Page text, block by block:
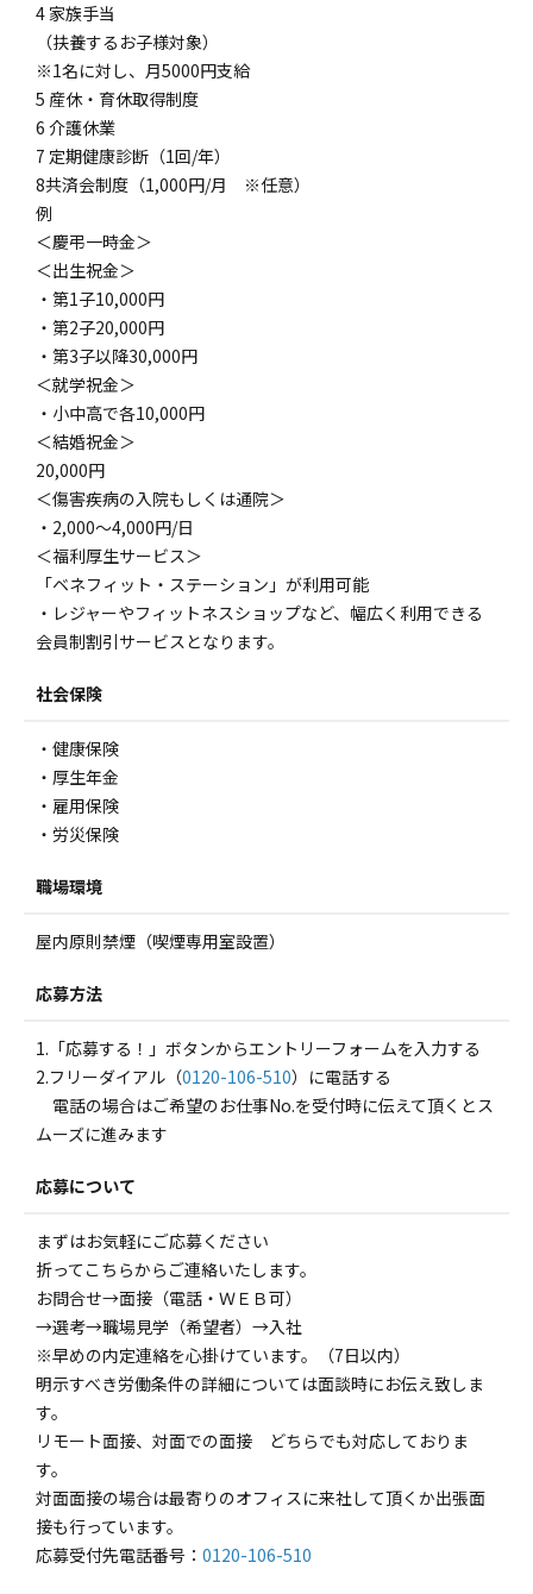
4 家族手当
（扶養するお子様対象）
※1名に対し、月5000円支給
5 産休・育休取得制度
6 介護休業
7 定期健康診断（1回/年）
8共済会制度（1,000円/月 ※任意）
例
＜慶弔一時金＞
＜出生祝金＞
・第1子10,000円
・第2子20,000円
・第3子以降30,000円
＜就学祝金＞
・小中高で各10,000円
＜結婚祝金＞
20,000円
＜傷害疾病の入院もしくは通院＞
・2,000〜4,000円/日
＜福利厚生サービス＞
「ベネフィット・ステーション」が利用可能
・レジャーやフィットネスショップなど、幅広く利用できる
会員制割引サービスとなります。
社会保険
・健康保険
・厚生年金
・雇用保険
・労災保険
職場環境
屋内原則禁煙（喫煙専用室設置）
応募方法
1.「応募する！」ボタンからエントリーフォームを入力する
2.フリーダイアル（0120-106-510）に電話する
電話の場合はご希望のお仕事No.を受付時に伝えて頂くとス
ムーズに進みます
応募について
まずはお気軽にご応募ください
折ってこちらからご連絡いたします。
お問合せ→面接（電話・ＷＥＢ可）
→選考→職場見学（希望者）→入社
※早めの内定連絡を心掛けています。（7日以内）
明示すべき労働条件の詳細については面談時にお伝え致しま
す。
リモート面接、対面での面接 どちらでも対応しておりま
す。
対面面接の場合は最寄りのオフィスに来社して頂くか出張面
接も行っています。
応募受付先電話番号： 0120-106-510